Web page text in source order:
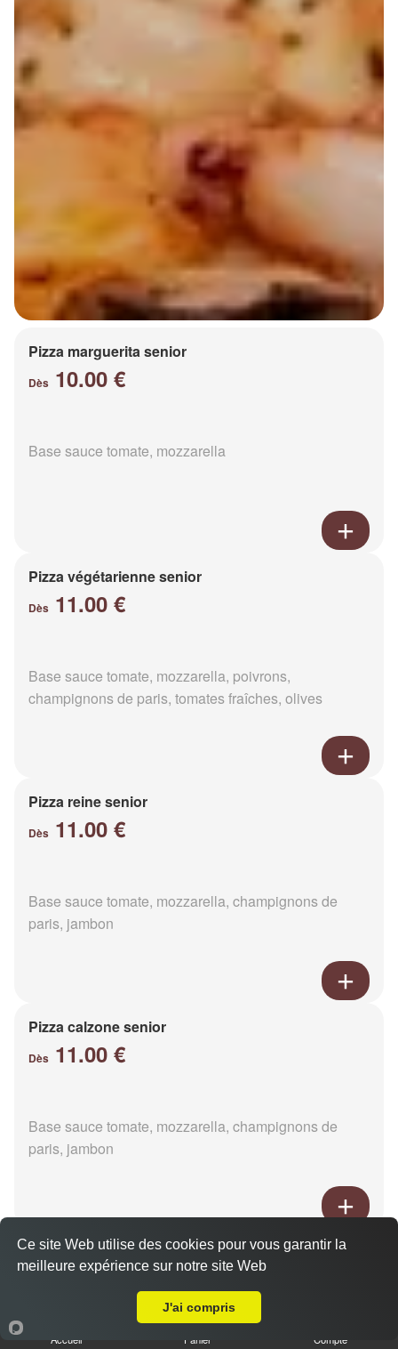
Pizza marguerita senior
Dès 10.00 €
Base sauce tomate, mozzarella
Pizza végétarienne senior
Dès 11.00 €
Base sauce tomate, mozzarella, poivrons,
champignons de paris, tomates fraîches, olives
Pizza reine senior
Dès 11.00 €
Base sauce tomate, mozzarella, champignons de
paris, jambon
Pizza calzone senior
Dès 11.00 €
Base sauce tomate, mozzarella, champignons de
paris, jambon
Pizza 4 fromages senior
11.00 €
Accueil Panier Compte
Ce site Web utilise des cookies pour vous garantir la
meilleure expérience sur notre site Web
J'ai compris